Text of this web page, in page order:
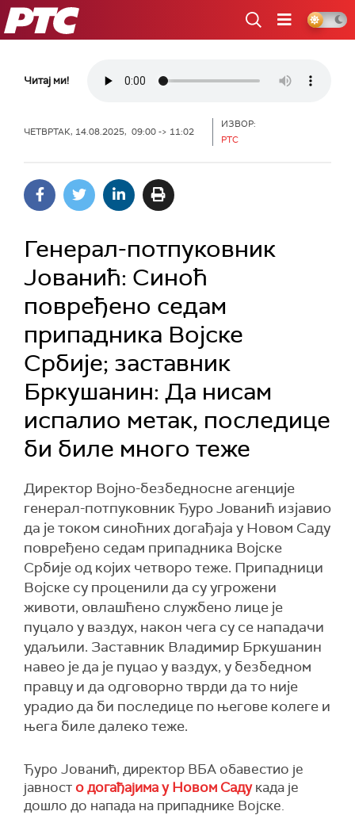
РТС
Читај ми!
ЧЕТВРТАК, 14.08.2025, 09:00 -> 11:02
ИЗВОР:
РТС
Генерал-потпуковник
Јованић: Синоћ
повређено седам
припадника Војске
Србије; заставник
Бркушанин: Да нисам
испалио метак, последице
би биле много теже
Директор Војно-безбедносне агенције
генерал-потпуковник Ђуро Јованић изјавио
да је током синоћних догађаја у Новом Саду
повређено седам припадника Војске
Србије од којих четворо теже. Припадници
Војске су проценили да су угрожени
животи, овлашћено службено лице је
пуцало у ваздух, након чега су се нападачи
удаљили. Заставник Владимир Бркушанин
навео је да је пуцао у ваздух, у безбедном
правцу и да одговорно тврди да то није
урадио да би последице по његове колеге и
њега биле далеко теже.
Ђуро Јованић, директор ВБА обавестиo je
jaвност о догађајима у Новом Садукада је
дошло до напада на припаднике Војске.